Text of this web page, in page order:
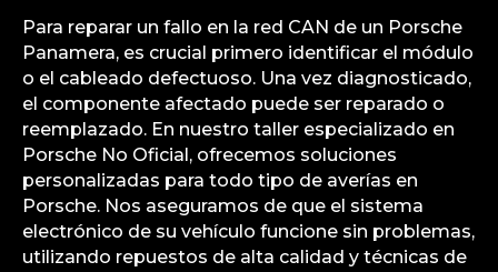
¿Qué soluciones existen
para reparar un fallo en
la red CAN de un
Porsche Panamera?
Para reparar un fallo en la red CAN de un Porsche
Panamera, es crucial primero identificar el módulo